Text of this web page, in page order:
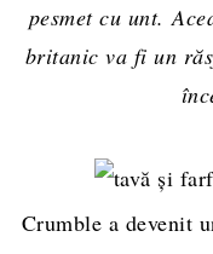
pesmet cu unt.
britanic va fi un
Crumble a devenit